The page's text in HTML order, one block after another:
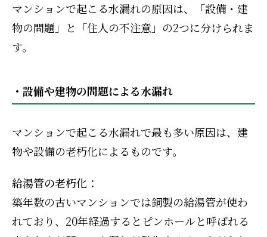
マンションで起こる水漏れの原因は、「設備・建
物の問題」と「住人の不注意」の2つに分けられま
す。
・設備や建物の問題による水漏れ
マンションで起こる水漏れで最も多い原因は、建
物や設備の老朽化によるものです。
給湯管の老朽化：
築年数の古いマンションでは銅製の給湯管が使わ
れており、20年経過するとピンホールと呼ばれる